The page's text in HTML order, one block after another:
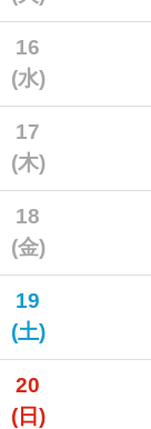
16
(水)
17
(木)
18
(金)
19
(土)
20
(日)